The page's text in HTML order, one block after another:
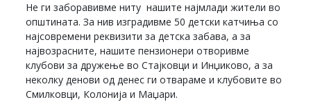
Не ги заборавивме ниту нашите најмлади жители во
општината. За нив изградивме 50 детски катчиња со
најсовремени реквизити за детска забава, а за
највозрасните, нашите пензионери отворивме
клубови за дружење во Стајковци и Инџиково, а за
неколку денови од денес ги отвараме и клубовите во
Смилковци, Колонија и Маџари.